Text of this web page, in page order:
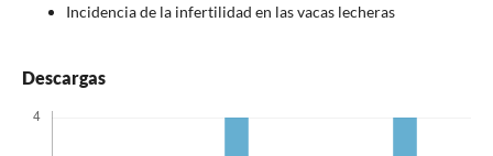
Incidencia de la infertilidad en las vacas lecheras
Descargas